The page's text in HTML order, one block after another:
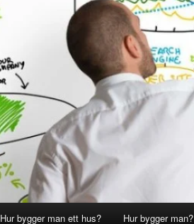
Hur bygger man ett hus? Hur bygger man?